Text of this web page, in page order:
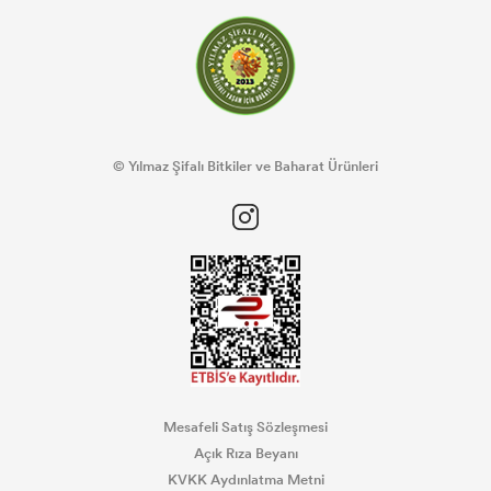
© Yılmaz Şifalı Bitkiler ve Baharat Ürünleri
Mesafeli Satış Sözleşmesi
Açık Rıza Beyanı
KVKK Aydınlatma Metni